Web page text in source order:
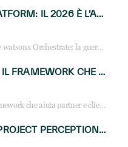
AI AGENT PLATFORM: IL 2026 È L’ANNO DEL «SISTEMA OPERATIVO» PER GLI AGENTI AZIENDALI
Frontier, Foundry e watsonx Orchestrate: la guerra delle piattaforme AI agent ridisegna il mercato IT. Cosa cambia per reseller, MSP e system integrator.
LENOVO 360: IL FRAMEWORK CHE UNISCE INNOVAZIONE, SOSTENIBILITÀ E CRESCITA DEL BUSINESS
Lenovo 360 è il framework che aiuta partner e clienti a crescere attraverso AI, sostenibilità, servizi e competenze. Scopri vantaggi, opportunità e casi d’uso.
MICROSOFT PROJECT PERCEPTION: COME GLI AGENTI AI CAMBIERANNO SOC, CYBERSECURITY E SERVIZI MSP